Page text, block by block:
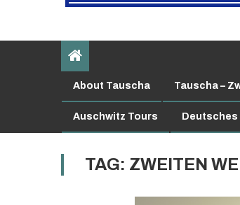
About Tauscha Tauscha –
Auschwitz Tours Deutsches
TAG: ZWEITEN